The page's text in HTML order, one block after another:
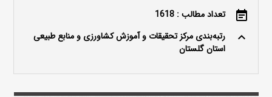
event_note تعداد مطالب : 1618
keyboard_arrow_up
رتبه‌بندی مرکز تحقیقات و آموزش کشاورزی و منابع طبیعی
استان گلستان